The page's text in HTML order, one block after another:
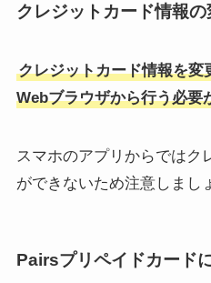
クレジットカード情報
クレジットカード情報を変
Webブラウザから行う必要
スマホのアプリからではク
ができないため注意しまし
Pairsプリペイドカード